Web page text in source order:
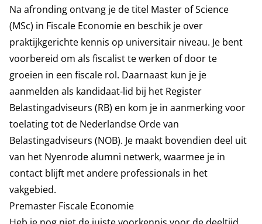
Na afronding ontvang je de titel Master of Science
(MSc) in Fiscale Economie en beschik je over
praktijkgerichte kennis op universitair niveau. Je bent
voorbereid om als fiscalist te werken of door te
groeien in een fiscale rol. Daarnaast kun je je
aanmelden als kandidaat-lid bij het Register
Belastingadviseurs (RB) en kom je in aanmerking voor
toelating tot de Nederlandse Orde van
Belastingadviseurs (NOB). Je maakt bovendien deel uit
van het Nyenrode alumni netwerk, waarmee je in
contact blijft met andere professionals in het
vakgebied.
Premaster Fiscale Economie